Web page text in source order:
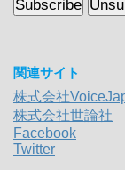
関連サイト
株式会社
株式会社世論社
Facebook
Twitter